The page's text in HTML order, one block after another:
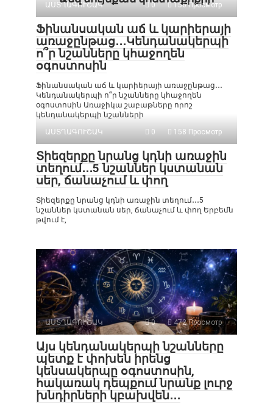
ԱՍՏՂԱԳՈՒՇԱԿ 0 156 Просмотр
Ֆինանսական աճ և կարիերայի
առաջընթաց․․․Կենդանակերպի
ո՞ր նշանները կհաջողեն
օգոստոսին
Ֆինանսական աճ և կարիերայի առաջընթաց․․․
Կենդանակերպի ո՞ր նշանները կհաջողեն
օգոստոսին Առաջիկա շաբաթները որոշ
կենդանակերպի նշանների
ԱՍՏՂԱԳՈՒՇԱԿ
0 158 Просмотр
Տիեզերքը նրանց կդնի առաջին
տեղում․․․5 նշաններ կստանան
սեր, ճանաչում և փող
Տիեզերքը նրանց կդնի առաջին տեղում․․․5
նշաններ կստանան սեր, ճանաչում և փող Երբեմն
թվում է,
ԱՍՏՂԱԳՈՒՇԱԿ 0 472 Просмотр
Այս կենդանակերպի նշանները
պետք է փոխեն իրենց
կենսակերպը օգոստոսին,
հակառակ դեպքում նրանք լուրջ
խնդիրների կբախվեն․․․